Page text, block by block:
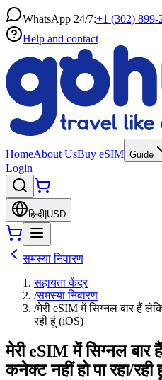
WhatsApp 24/7:+1 (302) 899-
Help and contact
HomeAbout UsBuy eSIM Guide
Login
हिन्दी USD
समस्या निवारण
सहायता केंद्र
/समस्या निवारण
/मेरी eSIM में सिग्नल बार हैं
रही हूं (iOS)
मेरी eSIM में सिग्नल
कनेक्ट नहीं हो पा रहा/